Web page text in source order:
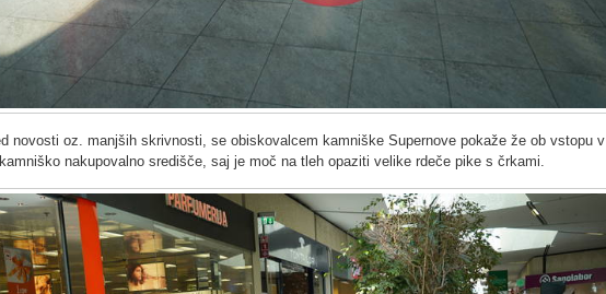
novosti oz. manjših skrivnosti, se obiskovalcem kamniške Supernove pokaže že ob vstopu v
nakupovalno središče, saj je moč na tleh opaziti velike rdeče pike s črkami.